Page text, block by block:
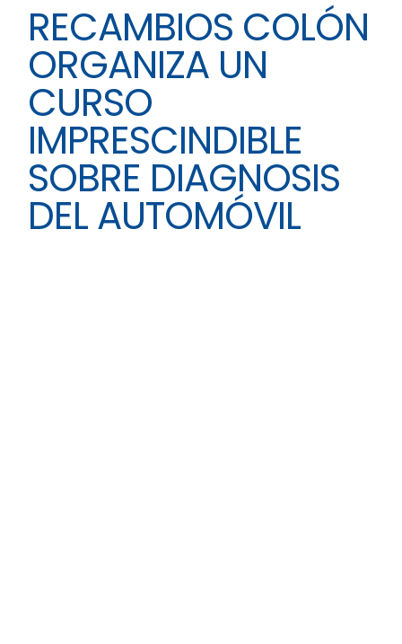
RECAMBIOS COLÓN
ORGANIZA UN
CURSO
IMPRESCINDIBLE
SOBRE DIAGNOSIS
DEL AUTOMÓVIL